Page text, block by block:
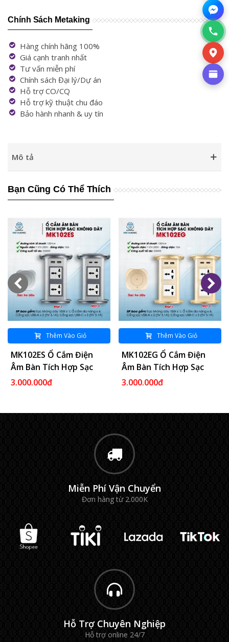
Chính Sách Metaking
Hàng chính hãng 100%
Giá cạnh tranh nhất
Tư vấn miễn phí
Chính sách Đại lý/Dự án
Hỗ trợ CO/CQ
Hỗ trợ kỹ thuật chu đáo
Bảo hành nhanh & uy tín
Mô tả
Bạn Cũng Có Thể Thích
Thêm Vào Giỏ
MK102ES Ổ Cắm Điện
Âm Bàn Tích Hợp Sạc
Không Dây 15W - 04
3.000.000đ
Thêm Vào Giỏ
MK102EG Ổ Cắm Điện
Âm Bàn Tích Hợp Sạc
Không Dây 15W - 04
3.000.000đ
Miễn Phí Vận Chuyển
Đơn hàng từ 2.000K
Hỗ Trợ Chuyên Nghiệp
Hỗ trợ online 24/7